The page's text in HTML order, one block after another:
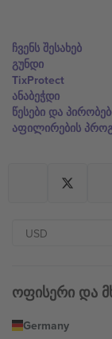
ჩვენს შესახებ
გუნდი
TixProtect
ანაბეჭდი
წესები და
აფილირების
ოფისერი და
Germany